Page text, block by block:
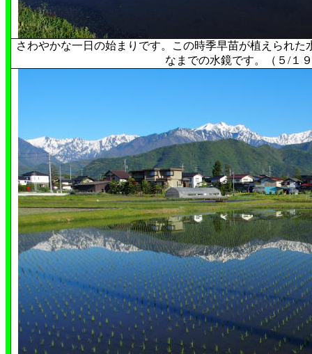
さわやかな一日の始まりです。この時季早苗が植えられた
なまでの水鏡です。（５/１